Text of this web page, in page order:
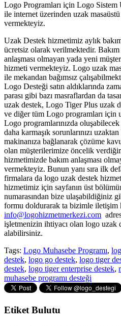
Logo Programları için Logo Sistem
ile internet üzerinden uzak
vermekteyiz.
Uzak Destek hizmetimiz aylık
ücretsiz olarak verilmektedir.
anlaşması olmayan yada yeni
hizmeti vermekteyiz. Logo uzak
ile mekandan bağımsız
Logo Desteği satın aldıklarında
parası gibi bazı masraflardan da
uzak destek, Logo Tiger Plus uzak
ve diğer tüm Logo programları için
Logo programlarınızda
daha karmaşık sorunlarınızı
makinanıza bağlanarak çözüme
olan müşterilerimize öncelik
hizmetimizde bakım anlaşması
vermekteyiz. Bunun yanı sıra ilk
firmalara da logo uzak destek
hizmetimiz için sayfanın üst
numarasından bize ulaşabildiğiniz
formu doldurarak ta bizimle iletişim
info@logohizmetmerkezi.com
işletmenizin ihtiyacı olan logo uzak
alabilirsiniz.
Tags: Logo Muhasebe Programı,
destek, logo go destek, logo tiger
destek, logo tiger enterprise destek,
muhasebe programı desteği
Etiket Bulutu